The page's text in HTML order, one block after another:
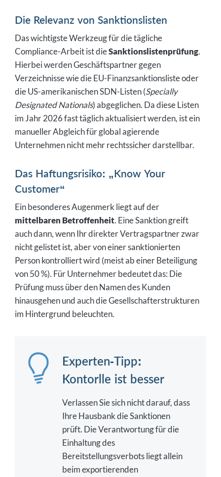
Die Relevanz von Sanktionslisten
Das wichtigste Werkzeug für die tägliche
Compliance-Arbeit ist dieSanktionslistenprüfung.
Hierbei werden Geschäftspartner gegen
Verzeichnisse wie die EU-Finanzsanktionsliste oder
die US-amerikanischen SDN-Listen (Specially
Designated Nationals) abgeglichen. Da diese Listen
im Jahr 2026 fast täglich aktualisiert werden, ist ein
manueller Abgleich für global agierende
Unternehmen nicht mehr rechtssicher darstellbar.
Das Haftungsrisiko: „Know Your
Customer“
Ein besonderes Augenmerk liegt auf der
mittelbaren Betroffenheit. Eine Sanktion greift
auch dann, wenn Ihr direkter Vertragspartner zwar
nicht gelistet ist, aber von einer sanktionierten
Person kontrolliert wird (meist ab einer Beteiligung
von 50 %). Für Unternehmer bedeutet das: Die
Prüfung muss über den Namen des Kunden
hinausgehen und auch die Gesellschafterstrukturen
im Hintergrund beleuchten.
Experten-Tipp:
Kontorlle ist besser
Verlassen Sie sich nicht darauf, dass
Ihre Hausbank die Sanktionen
prüft. Die Verantwortung für die
Einhaltung des
Bereitstellungsverbots liegt allein
beim exportierenden